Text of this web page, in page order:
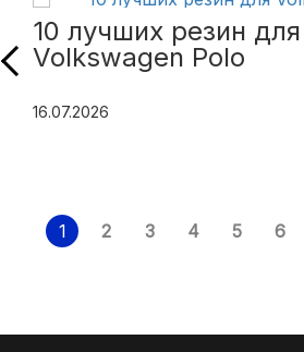
10 лучших резин для
Volkswagen Polo
16.07.2026
1 2 3 4 5 6